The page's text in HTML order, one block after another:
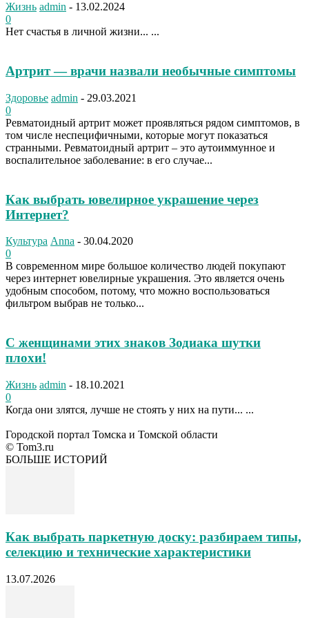
Жизнь admin - 13.02.2024
0
Нет счастья в личной жизни... ...
Артрит — врачи назвали необычные симптомы
Здоровье admin - 29.03.2021
0
Ревматоидный артрит может проявляться рядом симптомов, в
том числе неспецифичными, которые могут показаться
странными. Ревматоидный артрит – это аутоиммунное и
воспалительное заболевание: в его случае...
Как выбрать ювелирное украшение через
Интернет?
Культура Anna - 30.04.2020
0
В современном мире большое количество людей покупают
через интернет ювелирные украшения. Это является очень
удобным способом, потому, что можно воспользоваться
фильтром выбрав не только...
С женщинами этих знаков Зодиака шутки
плохи!
Жизнь admin - 18.10.2021
0
Когда они злятся, лучше не стоять у них на пути... ...
Городской портал Томска и Томской области
© Tom3.ru
БОЛЬШЕ ИСТОРИЙ
Как выбрать паркетную доску: разбираем типы,
селекцию и технические характеристики
13.07.2026